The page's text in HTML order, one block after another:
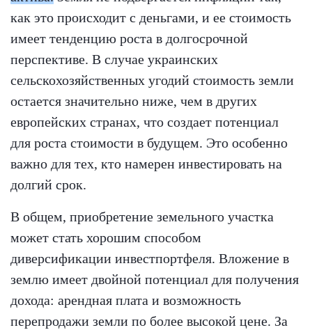
как это происходит с деньгами, и ее стоимость
имеет тенденцию роста в долгосрочной
перспективе. В случае украинских
сельскохозяйственных угодий стоимость земли
остается значительно ниже, чем в других
европейских странах, что создает потенциал
для роста стоимости в будущем. Это особенно
важно для тех, кто намерен инвестировать на
долгий срок.
В общем, приобретение земельного участка
может стать хорошим способом
диверсификации инвестпортфеля. Вложение в
землю имеет двойной потенциал для получения
дохода: арендная плата и возможность
перепродажи земли по более высокой цене. За